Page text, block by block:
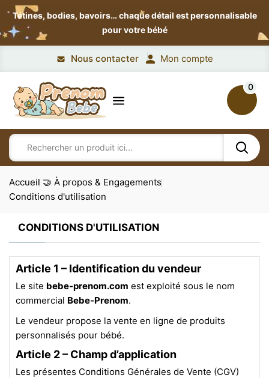
Tétines, bodies, bavoirs…chaque détail est personnalisable
pour votre bébé
Nous contacter Mon compte
0
Accueil 🤝 À propos & Engagements
Conditions d'utilisation
CONDITIONS D'UTILISATION
Article 1 – Identification du vendeur
Le site bebe-prenom.com est exploité sous le nom
commercial Bebe-Prenom.
Le vendeur propose la vente en ligne de produits
personnalisés pour bébé.
Article 2 – Champ d’application
Les présentes Conditions Générales de Vente (CGV)